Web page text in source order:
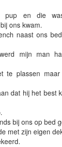
pup en die
ons kwam.
naast ons
mijn man
te plassen
dat hij het best
bij ons op bed
met zijn eigen